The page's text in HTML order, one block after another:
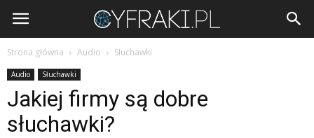
Cyfraki.pl
Strona główna Audio Słuchawki
Audio Słuchawki
Jakiej firmy są dobre
słuchawki?